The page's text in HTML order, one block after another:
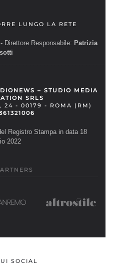
LUNGO LA RETE
Direttore Responsabile: Patrizia
– STUDIO MEDIA
SRLS
24 - 00179 - ROMA (RM)
Registro Stampa in data 18
2022
SOCIAL